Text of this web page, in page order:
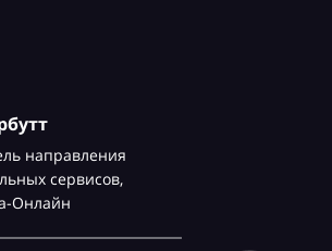
направления
сервисов,
Онлайн